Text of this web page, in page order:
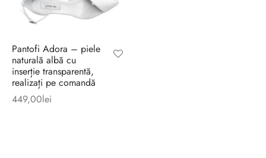
Pantofi Adora – piele
naturală albă cu
inserție transparentă,
realizați pe comandă
449,00lei